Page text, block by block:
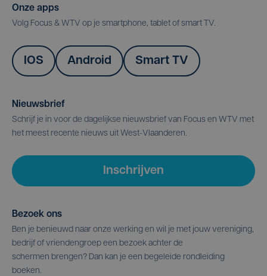
Onze apps
Volg Focus & WTV op je smartphone, tablet of smart TV.
IOS Android Smart TV
Nieuwsbrief
Schrijf je in voor de dagelijkse nieuwsbrief van Focus en WTV met
het meest recente nieuws uit West-Vlaanderen.
Inschrijven
Bezoek ons
Ben je benieuwd naar onze werking en wil je met jouw vereniging,
bedrijf of vriendengroep een bezoek achter de
schermen brengen? Dan kan je een begeleide rondleiding
boeken.